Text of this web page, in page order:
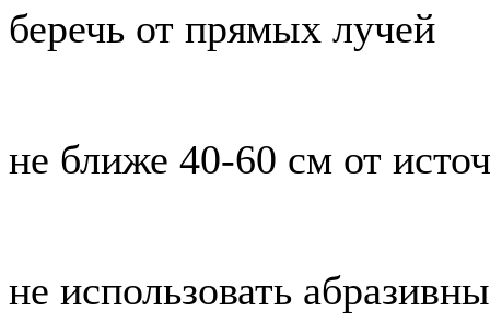
беречь от прямых лучей
не ближе 40-60 см от
не использовать